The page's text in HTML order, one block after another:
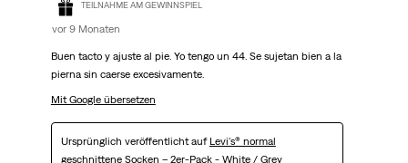
TEILNAHME AM GEWINNSPIEL
vor 9 Monaten
Buen tacto y ajuste al pie. Yo tengo un 44. Se sujetan bien a la
pierna sin caerse excesivamente.
Mit Google übersetzen
Ursprünglich veröffentlicht auf Levi's® normal
geschnittene Socken – 2er-Pack - White / Grey